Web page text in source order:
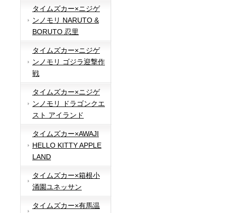
タイムズカー×ニジゲ
ンノモリ NARUTO &
BORUTO 忍里
タイムズカー×ニジゲ
ンノモリ ゴジラ迎撃作
戦
タイムズカー×ニジゲ
ンノモリ ドラゴンクエ
スト アイランド
タイムズカー×AWAJI
HELLO KITTY APPLE
LAND
タイムズカー×箱根小
涌園ユネッサン
タイムズカー×有馬温